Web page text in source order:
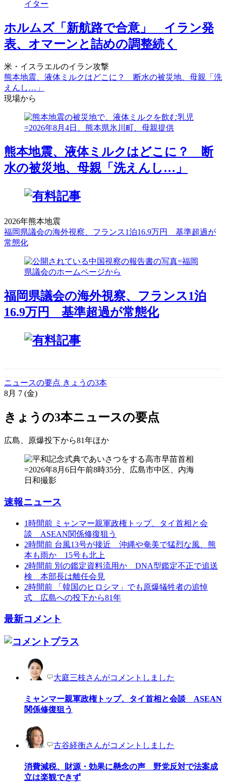
ホルムズ「新航路で合意」 イラン発
表、オマーンと詰めの調整続く
米・イスラエルのイラン攻撃
熊本地震、液体ミルクはどこに？ 断水の被災地、母親「洗
えんし…」
現場から
熊本地震、液体ミルクはどこに？ 断
水の被災地、母親「洗えんし…」
2026年熊本地震
福岡県議会の海外視察、フランス1泊16.9万円 基準超過が
常態化
福岡県議会の海外視察、フランス1泊
16.9万円 基準超過が常態化
ニュースの要点 きょうの3本
8月 7 (金)
きょうの3本ニュースの要点
広島、原爆投下から81年ほか
速報ニュース
1時間前 ミャンマー親軍政権トップ、タイ首相と会
談 ASEAN関係修復狙う
2時間前 台風13号が接近 沖縄や奄美で猛烈な風、熊
本も雨か 15号も北上
2時間前 別の鑑定資料流用か DNA型鑑定不正で追送
検 本部長は離任会見
2時間前
「韓国のヒロシマ」でも原爆犠牲者の追悼
式 広島への投下から81年
最新コメント
大庭三枝さんがコメントしました
ミャンマー親軍政権トップ、タイ首相と会談 ASEAN
関係修復狙う
古谷経衡さんがコメントしました
消費減税、財源・効果に懸念の声 野党反対で法案成
立は楽観できず